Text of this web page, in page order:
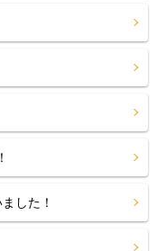
した！